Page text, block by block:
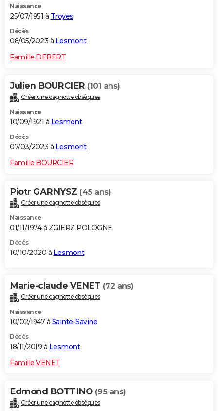
Naissance
25/07/1951 à Troyes
Décès
08/05/2023 à Lesmont
Famille DEBERT
Julien BOURCIER (101 ans)
Créer une cagnotte obsèques
Naissance
10/09/1921 à Lesmont
Décès
07/03/2023 à Lesmont
Famille BOURCIER
Piotr GARNYSZ (45 ans)
Créer une cagnotte obsèques
Naissance
01/11/1974 à ZGIERZ POLOGNE
Décès
10/10/2020 à Lesmont
Marie-claude VENET (72 ans)
Créer une cagnotte obsèques
Naissance
10/02/1947 à Sainte-Savine
Décès
18/11/2019 à Lesmont
Famille VENET
Edmond BOTTINO (95 ans)
Créer une cagnotte obsèques